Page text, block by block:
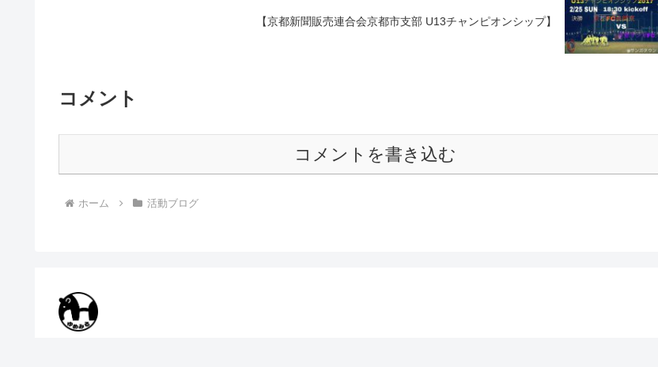
【京都新聞販売連合会京都市支部 U13チャンピオンシップ】
コメント
コメントを書き込む
ホーム 活動ブログ